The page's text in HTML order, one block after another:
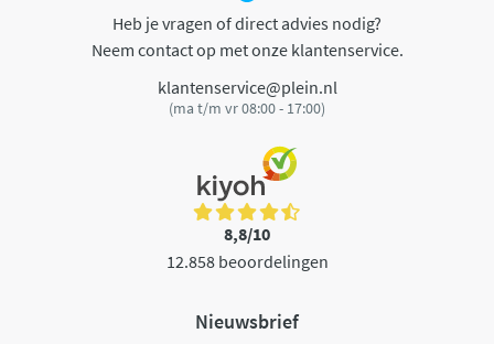
Heb je vragen of direct advies nodig?
Neem contact op met onze klantenservice.
klantenservice@plein.nl
(ma t/m vr 08:00 - 17:00)
8,8/10
12.858 beoordelingen
Nieuwsbrief